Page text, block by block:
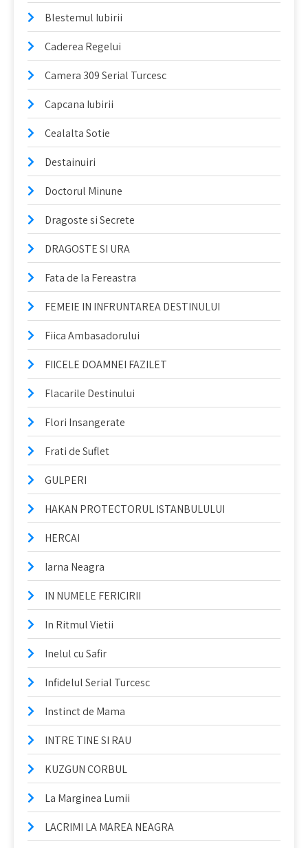
Blestemul Iubirii
Caderea Regelui
Camera 309 Serial Turcesc
Capcana Iubirii
Cealalta Sotie
Destainuiri
Doctorul Minune
Dragoste si Secrete
DRAGOSTE SI URA
Fata de la Fereastra
FEMEIE IN INFRUNTAREA DESTINULUI
Fiica Ambasadorului
FIICELE DOAMNEI FAZILET
Flacarile Destinului
Flori Insangerate
Frati de Suflet
GULPERI
HAKAN PROTECTORUL ISTANBULULUI
HERCAI
Iarna Neagra
IN NUMELE FERICIRII
In Ritmul Vietii
Inelul cu Safir
Infidelul Serial Turcesc
Instinct de Mama
INTRE TINE SI RAU
KUZGUN CORBUL
La Marginea Lumii
LACRIMI LA MAREA NEAGRA